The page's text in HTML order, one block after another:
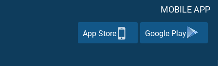
MOBILE APP
Google Play
App Store